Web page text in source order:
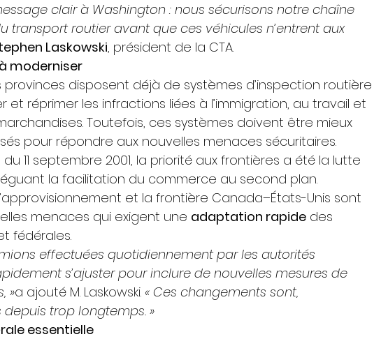
clair à Washington : nous sécurisons notre chaîne
transport routier avant que ces véhicules n’entrent aux
Laskowski, président de la CTA.
moderniser
provinces disposent déjà de systèmes d’inspection routière
et réprimer les infractions liées à l’immigration, au travail et
Toutefois, ces systèmes doivent être mieux
pour répondre aux nouvelles menaces sécuritaires.
11 septembre 2001, la priorité aux frontières a été la lutte
la facilitation du commerce au second plan.
et la frontière Canada–États-Unis sont
menaces qui exigent une adaptation rapide des
fédérales.
effectuées quotidiennement par les autorités
s’ajuster pour inclure de nouvelles mesures de
»a ajouté M. Laskowski. « Ces changements sont,
trop longtemps. »
essentielle